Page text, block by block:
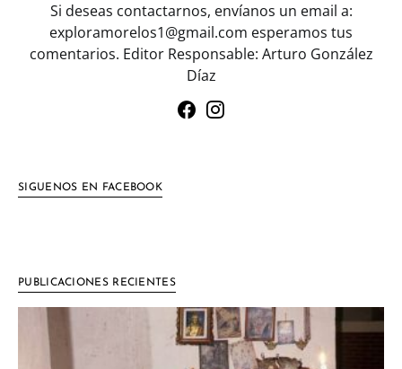
Si deseas contactarnos, envíanos un email a:
exploramorelos1@gmail.com esperamos tus
comentarios. Editor Responsable: Arturo González
Díaz
SIGUENOS EN FACEBOOK
PUBLICACIONES RECIENTES